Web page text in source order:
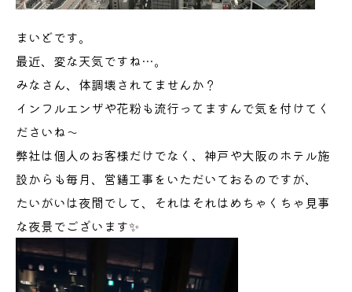
まいどです。
最近、変な天気ですね…。
みなさん、体調壊されてませんか？
インフルエンザや花粉も流行ってますんで気を付けてく
ださいね～
弊社は個人のお客様だけでなく、神戸や大阪のホテル施
設からも毎月、営繕工事をいただいておるのですが、
たいがいは夜間でして、それはそれはめちゃくちゃ見事
な夜景でございます✨